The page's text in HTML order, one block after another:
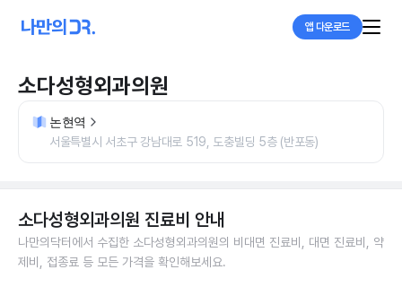
앱 다운로드
소다성형외과의원
논현역
서울특별시 서초구 강남대로 519, 도충빌딩 5층 (반포동)
소다성형외과의원 진료비 안내
나만의닥터에서 수집한 소다성형외과의원의 비대면 진료비, 대면 진료비, 약
제비, 접종료 등 모든 가격을 확인해보세요.